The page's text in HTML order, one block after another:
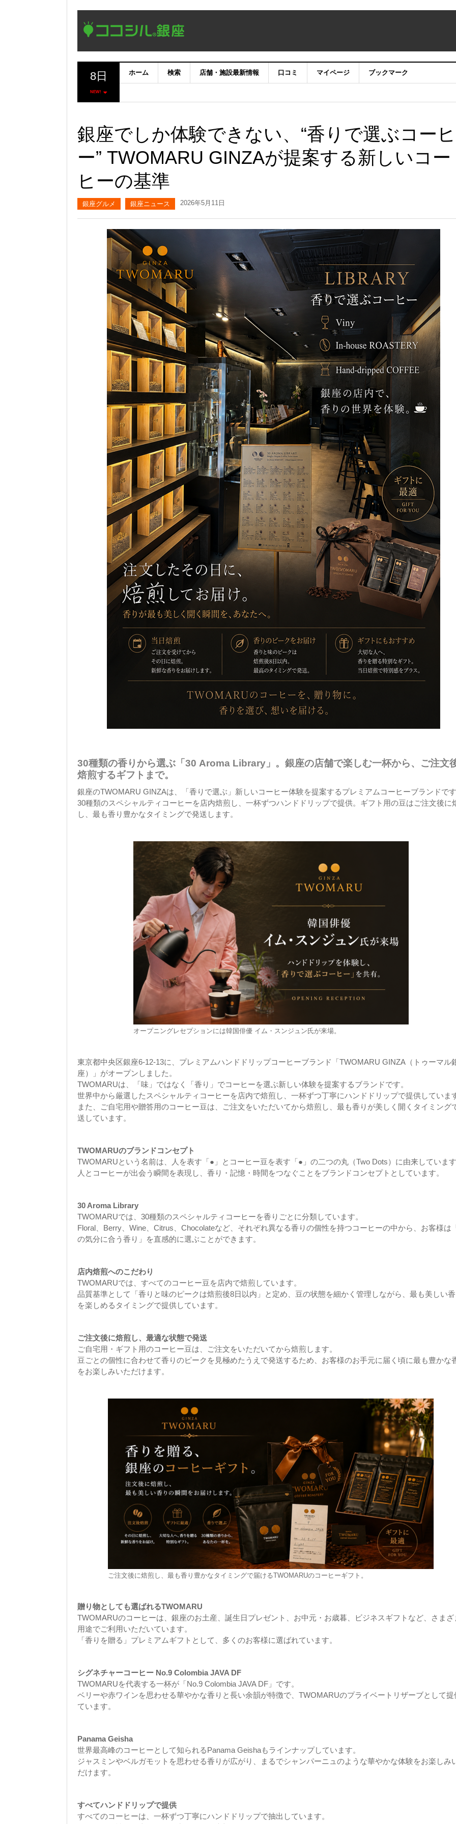
8日
NEW!
ホーム 検索 店舗・施設最新情報 口コミ マイページ ブックマーク
銀座でしか体験できない、“香りで選ぶコーヒ
ー” TWOMARU GINZAが提案する新しいコー
ヒーの基準
銀座グルメ 銀座ニュース 2026年5月11日
30種類の香りから選ぶ「30 Aroma Library」。銀座の店舗で楽しむ一杯から、ご注文
焙煎するギフトまで。
銀座のTWOMARU GINZAは、「香りで選ぶ」新しいコーヒー体験を提案するプレミアムコーヒーブランドです
30種類のスペシャルティコーヒーを店内焙煎し、一杯ずつハンドドリップで提供。ギフト用の豆はご注文後に
し、最も香り豊かなタイミングで発送します。
オープニングレセプションには韓国俳優 イム・スンジュン氏が来場。
東京都中央区銀座6-12-13に、プレミアムハンドドリップコーヒーブランド「TWOMARU GINZA（トゥーマル
座）」がオープンしました。
TWOMARUは、「味」ではなく「香り」でコーヒーを選ぶ新しい体験を提案するブランドです。
世界中から厳選したスペシャルティコーヒーを店内で焙煎し、一杯ずつ丁寧にハンドドリップで提供していま
また、ご自宅用や贈答用のコーヒー豆は、ご注文をいただいてから焙煎し、最も香りが美しく開くタイミング
送しています。
TWOMARUのブランドコンセプト
TWOMARUという名前は、人を表す「●」とコーヒー豆を表す「●」の二つの丸（Two Dots）に由来しています
人とコーヒーが出会う瞬間を表現し、香り・記憶・時間をつなぐことをブランドコンセプトとしています。
30 Aroma Library
TWOMARUでは、30種類のスペシャルティコーヒーを香りごとに分類しています。
Floral、Berry、Wine、Citrus、Chocolateなど、それぞれ異なる香りの個性を持つコーヒーの中から、お客様は
の気分に合う香り」を直感的に選ぶことができます。
店内焙煎へのこだわり
TWOMARUでは、すべてのコーヒー豆を店内で焙煎しています。
品質基準として「香りと味のピークは焙煎後8日以内」と定め、豆の状態を細かく管理しながら、最も美しい香
を楽しめるタイミングで提供しています。
ご注文後に焙煎し、最適な状態で発送
ご自宅用・ギフト用のコーヒー豆は、ご注文をいただいてから焙煎します。
豆ごとの個性に合わせて香りのピークを見極めたうえで発送するため、お客様のお手元に届く頃に最も豊かな
をお楽しみいただけます。
ご注文後に焙煎し、最も香り豊かなタイミングで届けるTWOMARUのコーヒーギフト。
贈り物としても選ばれるTWOMARU
TWOMARUのコーヒーは、銀座のお土産、誕生日プレゼント、お中元・お歳暮、ビジネスギフトなど、さまざ
用途でご利用いただいています。
「香りを贈る」プレミアムギフトとして、多くのお客様に選ばれています。
シグネチャーコーヒー No.9 Colombia JAVA DF
TWOMARUを代表する一杯が「No.9 Colombia JAVA DF」です。
ベリーや赤ワインを思わせる華やかな香りと長い余韻が特徴で、TWOMARUのプライベートリザーブとして提
ています。
Panama Geisha
世界最高峰のコーヒーとして知られるPanama Geishaもラインナップしています。
ジャスミンやベルガモットを思わせる香りが広がり、まるでシャンパーニュのような華やかな体験をお楽しみ
だけます。
すべてハンドドリップで提供
すべてのコーヒーは、一杯ずつ丁寧にハンドドリップで抽出しています。